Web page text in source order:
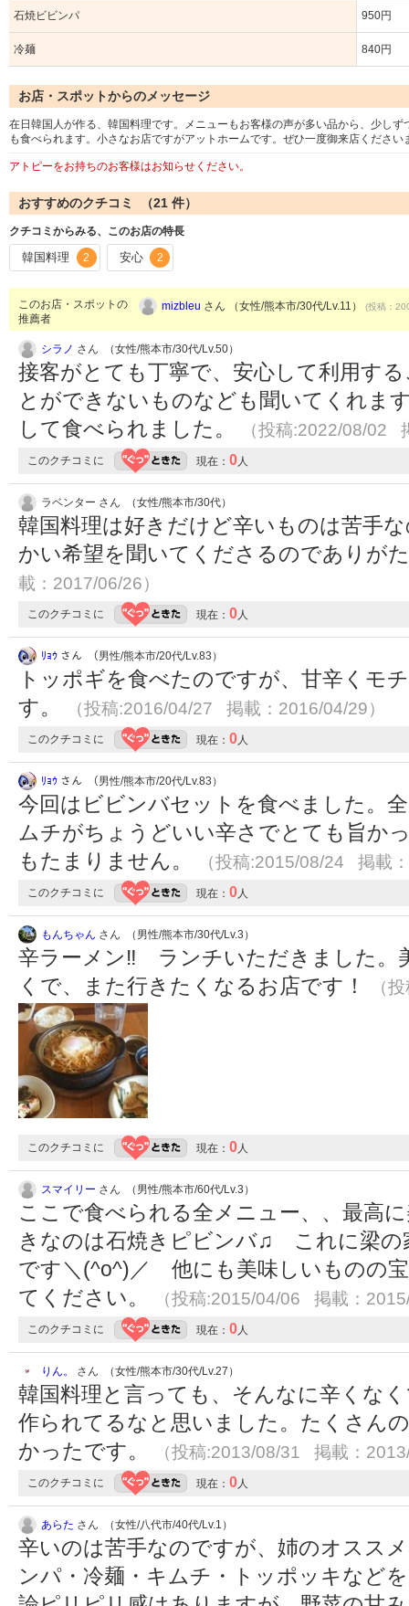
石焼ビビンパ 950円
冷麺 840円
お店・スポットからのメッセージ
在日韓国人が作る、韓国料理です。メニューもお客様の声が多い品から、少し
も食べられます。小さなお店ですがアットホームです。ぜひ一度御来店ください
アトピーをお持ちのお客様はお知らせください。
おすすめのクチコミ （21 件）
クチコミからみる、このお店の特長
韓国料理 2 安心 2
このお店・スポットの
推薦者
mizbleu さん （女性/熊本市/30代/Lv.11） (投稿：
シラノ さん （女性/熊本市/30代/Lv.50）
接客がとても丁寧で、安心して利用す
とができないものなども聞いてくれま
して食べられました。
（投稿:2022/08/02
このクチコミに 現在： 0 人
ラベンター さん （女性/熊本市/30代）
韓国料理は好きだけど辛いものは苦手
かい希望を聞いてくださるのでありが
載：2017/06/26）
このクチコミに 現在： 0 人
ﾘｮｳ さん （男性/熊本市/20代/Lv.83）
トッポギを食べたのですが、甘辛くモ
す。
（投稿:2016/04/27 掲載：2016/04/29）
このクチコミに 現在： 0 人
ﾘｮｳ さん （男性/熊本市/20代/Lv.83）
今回はビビンバセットを食べました。
ムチがちょうどいい辛さでとても旨か
もたまりません。
（投稿:2015/08/24 掲載
このクチコミに 現在： 0 人
もんちゃん さん （男性/熊本市/30代/Lv.3）
辛ラーメン‼︎ ランチいただきました。
くで、また行きたくなるお店です！
（
このクチコミに 現在： 0 人
スマイリー さん （男性/熊本市/60代/Lv.3）
ここで食べられる全メニュー、、最高
きなのは石焼きピビンバ♫ これに梁の
です＼(^o^)／ 他にも美味しいものの
てください。
（投稿:2015/04/06 掲載：
このクチコミに 現在： 0 人
りん。 さん （女性/熊本市/30代/Lv.27）
韓国料理と言っても、そんなに辛くな
作られてるなと思いました。たくさん
かったです。
（投稿:2013/08/31 掲載：
このクチコミに 現在： 0 人
あらた さん （女性/八代市/40代/Lv.1）
辛いのは苦手なのですが、姉のオスス
ンパ・冷麺・キムチ・トッポッキなど